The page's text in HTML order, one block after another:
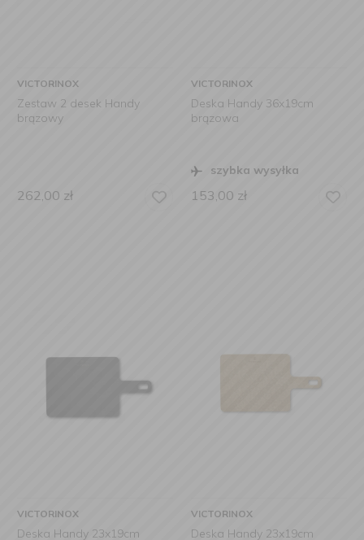
VICTORINOX
Zestaw 2 desek Handy
brązowy
262,00 zł
VICTORINOX
Deska Handy 36x19cm
brązowa
szybka wysyłka
153,00 zł
VICTORINOX
Deska Handy 23x19cm
VICTORINOX
Deska Handy 23x19cm